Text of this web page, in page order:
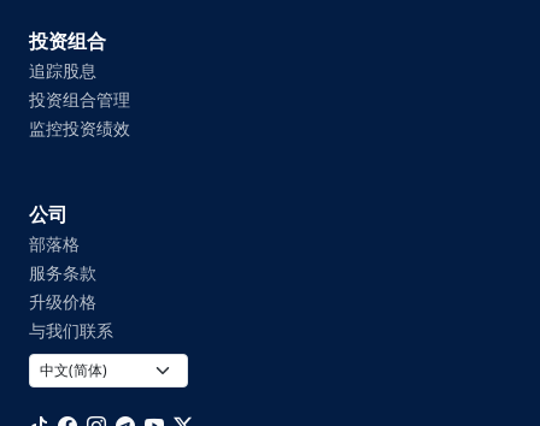
投资组合
追踪股息
投资组合管理
监控投资绩效
公司
部落格
服务条款
升级价格
与我们联系